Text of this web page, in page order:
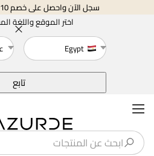
سجل الآن واحصل على خصم 10٪ على طلبك الأول *
اختر الموقع واللغة
Egypt
تابع